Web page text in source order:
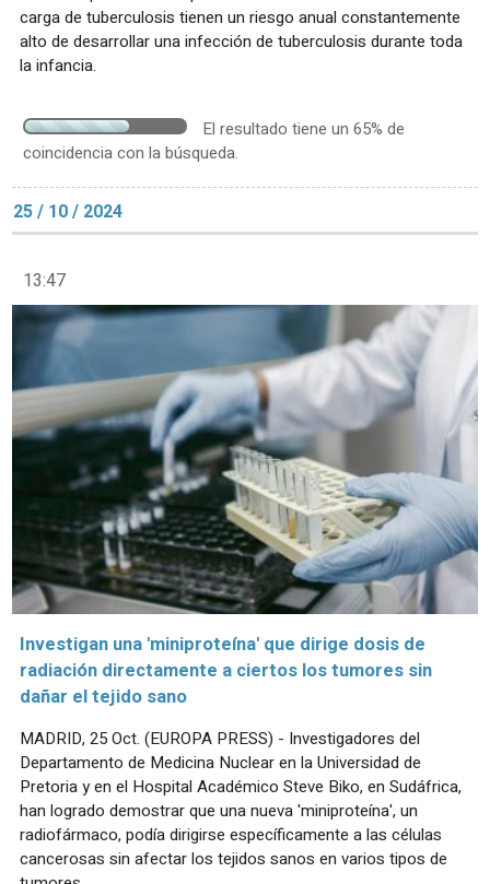
carga de tuberculosis tienen un riesgo anual constantemente
alto de desarrollar una infección de tuberculosis durante toda
la infancia.
El resultado tiene un 65% de
coincidencia con la búsqueda.
25 / 10 / 2024
13:47
Investigan una 'miniproteína' que dirige dosis de
radiación directamente a ciertos los tumores sin
dañar el tejido sano
MADRID, 25 Oct. (EUROPA PRESS) - Investigadores del
Departamento de Medicina Nuclear en la Universidad de
Pretoria y en el Hospital Académico Steve Biko, en Sudáfrica,
han logrado demostrar que una nueva 'miniproteína', un
radiofármaco, podía dirigirse específicamente a las células
cancerosas sin afectar los tejidos sanos en varios tipos de